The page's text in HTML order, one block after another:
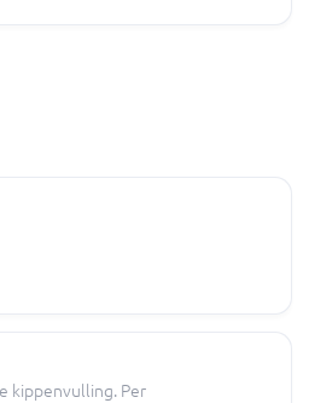
kippenvulling. Per